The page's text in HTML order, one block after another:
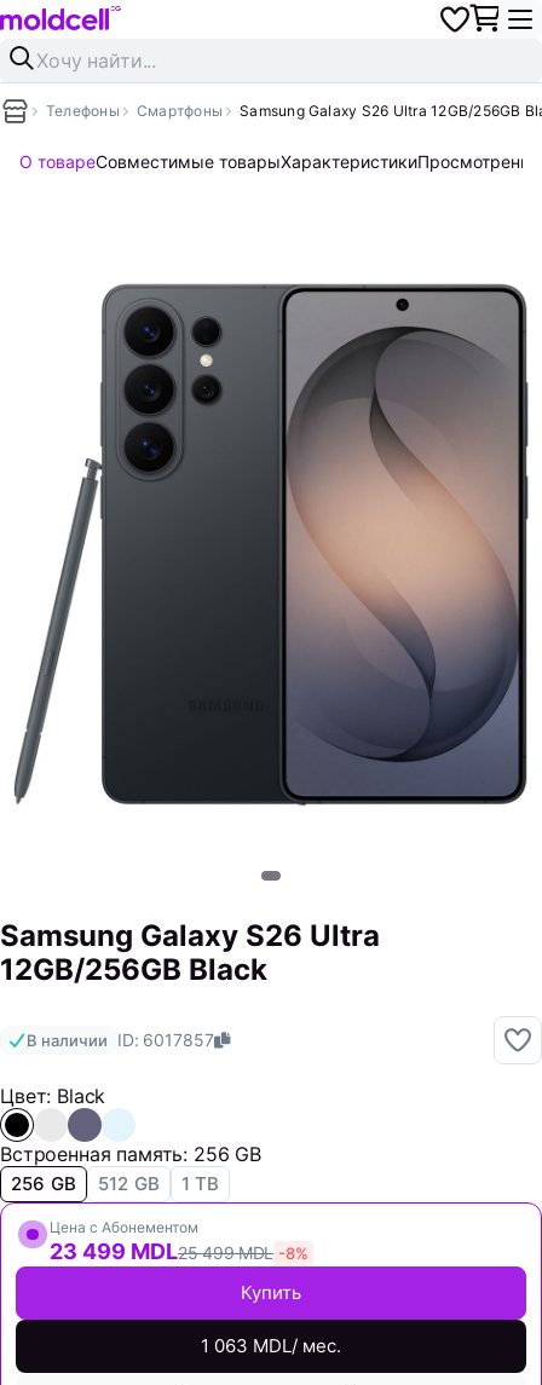
Телефоны Смартфоны Samsung Galaxy S26 Ultra 12GB/256GB
О товареСовместимые товарыХарактеристики
Samsung Galaxy S26 Ultra
12GB/256GB Black
В наличии ID: 6017857
Цвет: Black
Встроенная память: 256 GB
256 GB 512 GB 1 TB
Цена с Абонементом
23 499 MDL25 499 MDL -8%
Купить
1 063 MDL/ мес.